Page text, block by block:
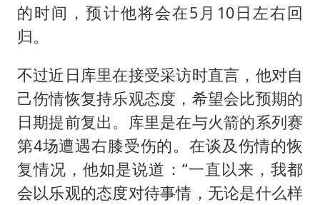
女子网购名牌包发现是自己丢的那只
万岁山接盘烂尾恒大文旅城
戚薇谈把脸交给AI
多个明星演唱会取消
习近平心系体育强国建设
的时间，预计他将会在5月10日左右回
归。
不过近日库里在接受采访时直言，他对自
己伤情恢复持乐观态度，希望会比预期的
日期提前复出。库里是在与火箭的系列赛
第4场遭遇右膝受伤的。在谈及伤情的恢
复情况，他如是说道：“一直以来，我都
会以乐观的态度对待事情，无论是什么样